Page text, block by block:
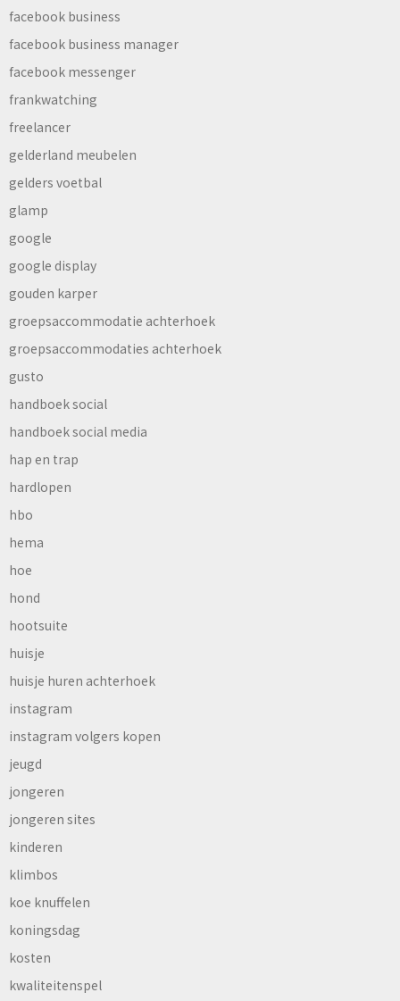
facebook business
facebook business manager
facebook messenger
frankwatching
freelancer
gelderland meubelen
gelders voetbal
glamp
google
google display
gouden karper
groepsaccommodatie achterhoek
groepsaccommodaties achterhoek
gusto
handboek social
handboek social media
hap en trap
hardlopen
hbo
hema
hoe
hond
hootsuite
huisje
huisje huren achterhoek
instagram
instagram volgers kopen
jeugd
jongeren
jongeren sites
kinderen
klimbos
koe knuffelen
koningsdag
kosten
kwaliteitenspel